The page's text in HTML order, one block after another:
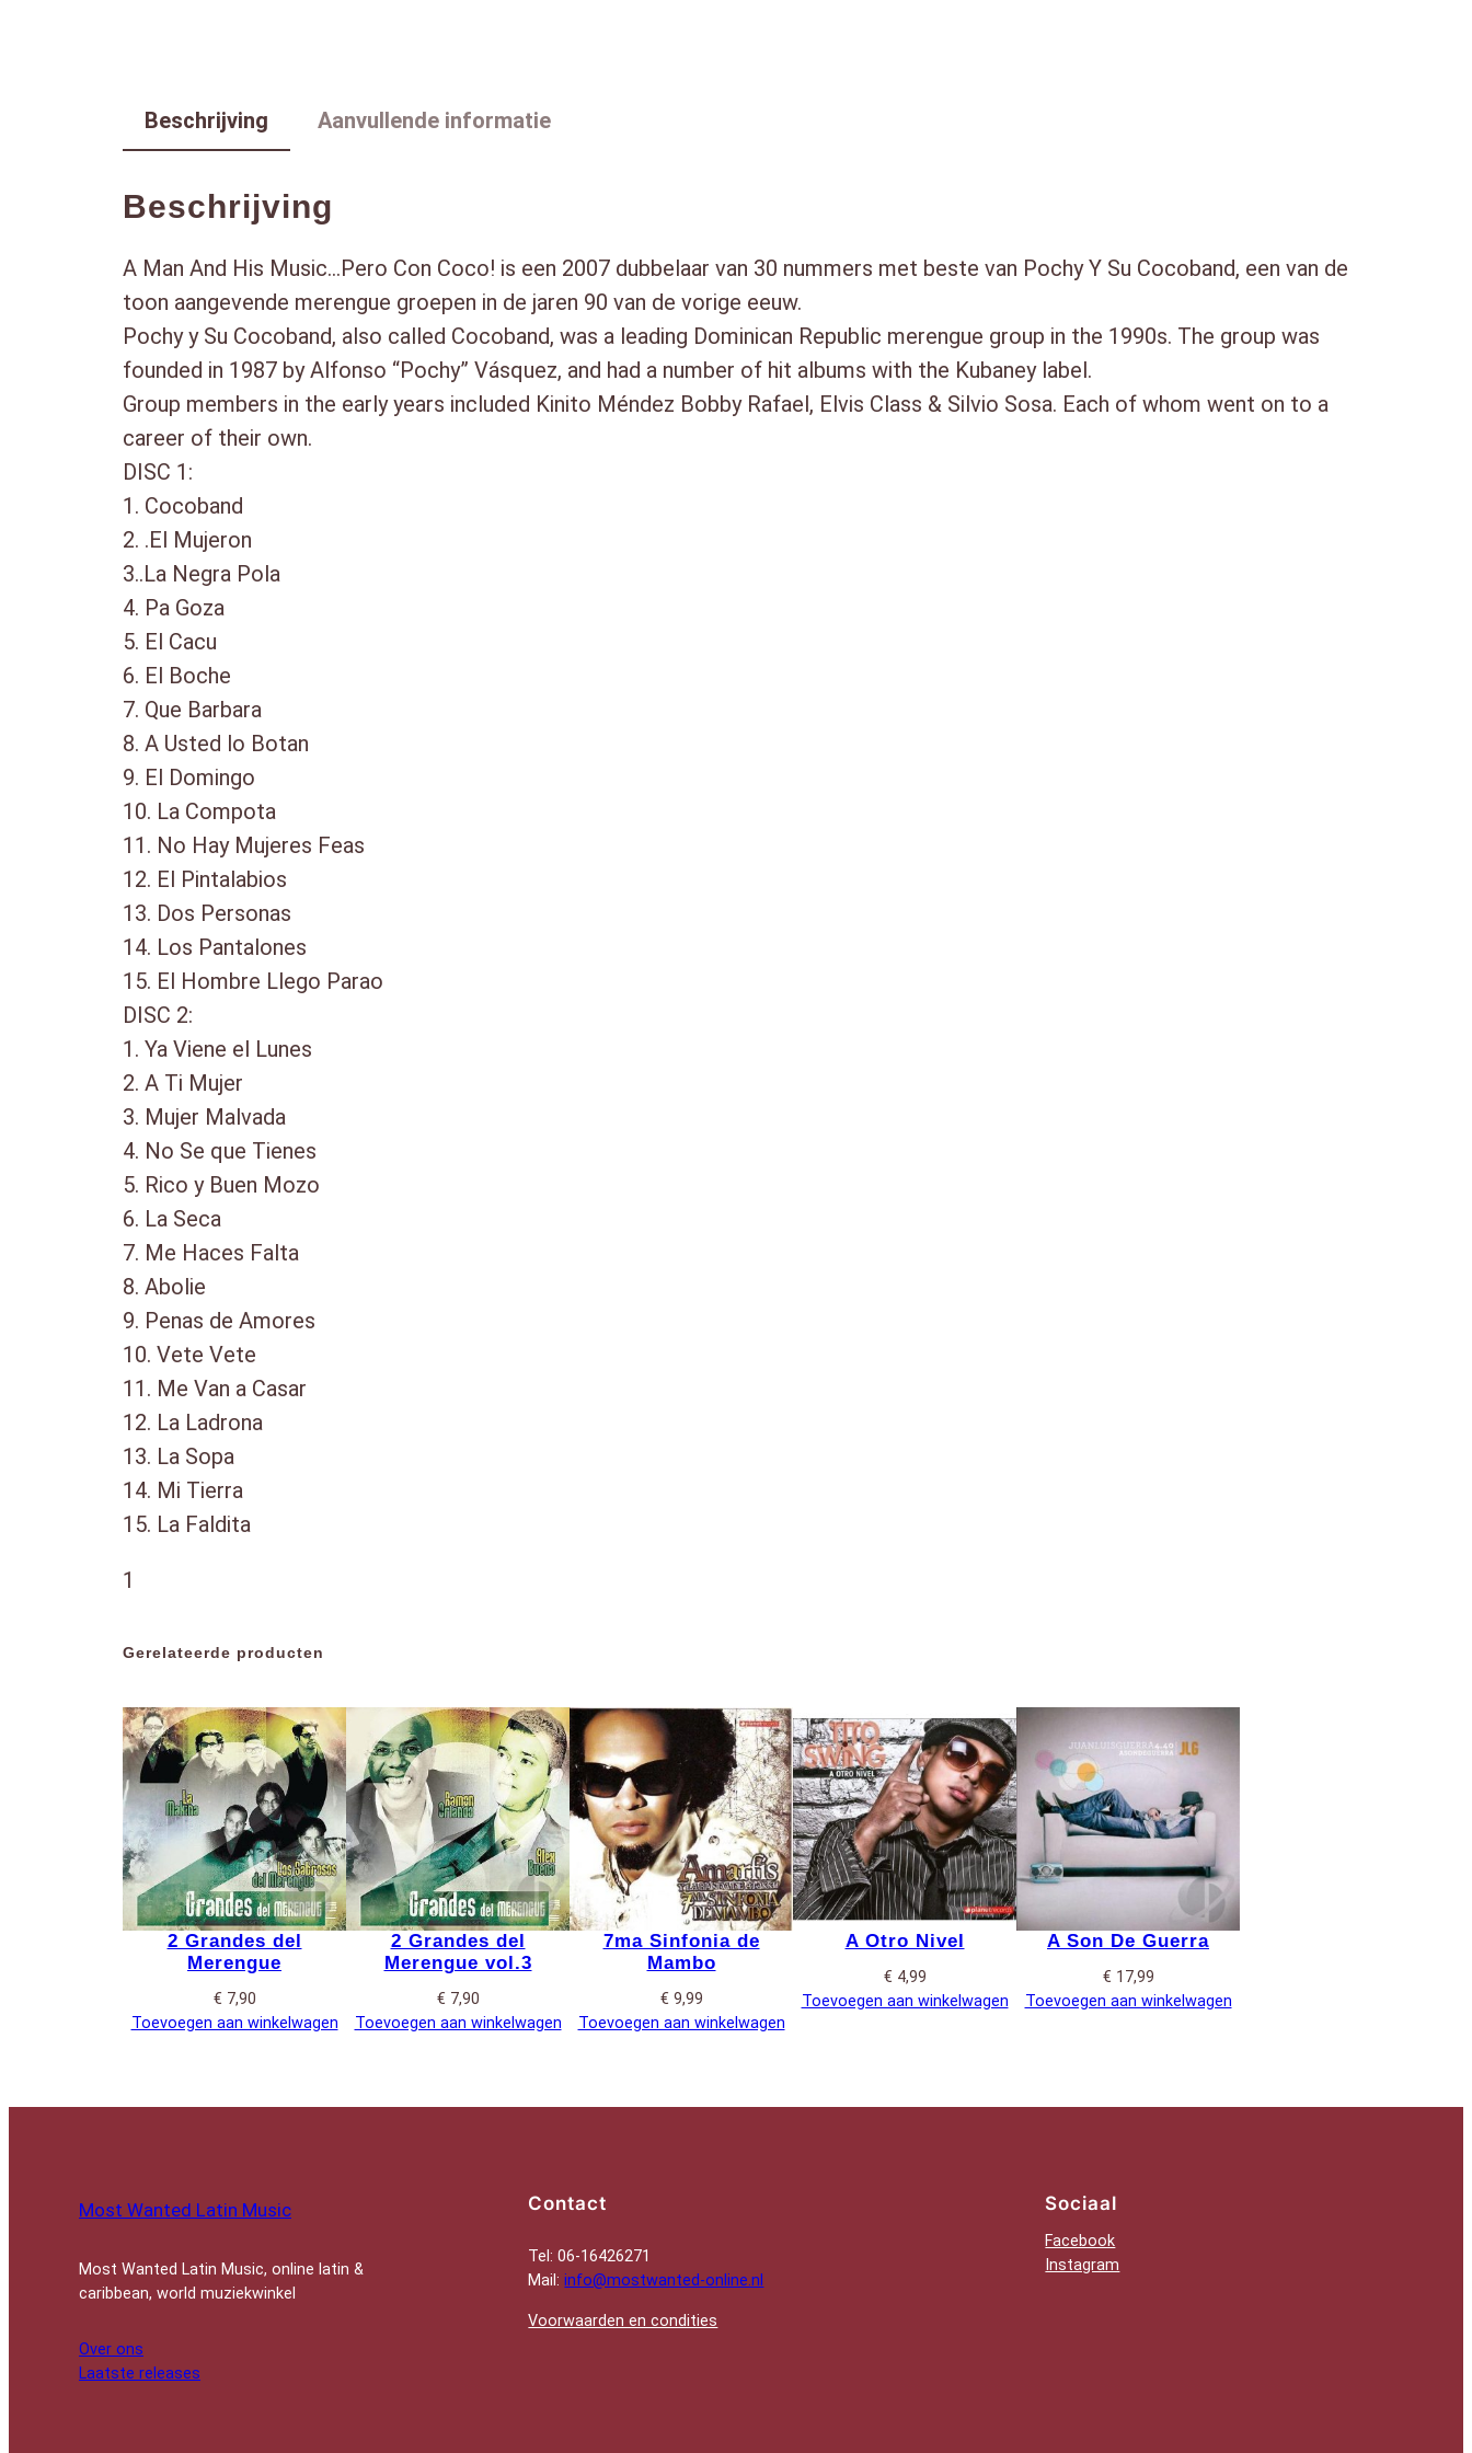
13. Dos Personas
14. Los Pantalones
15. El Hombre Llego Parao
DISC 2:
1. Ya Viene el Lunes
2. A Ti Mujer
c
a
a
n
t
Beschrijving Aanvullende informatie
Beschrijving
A Man And His Music…Pero Con Coco! is een 2007 dubbelaar van 30 nummers met beste van Pochy Y Su Cocoband, een van de
toon aangevende merengue groepen in de jaren 90 van de vorige eeuw.
Pochy y Su Cocoband, also called Cocoband, was a leading Dominican Republic merengue group in the 1990s. The group was
founded in 1987 by Alfonso “Pochy” Vásquez, and had a number of hit albums with the Kubaney label.
Group members in the early years included Kinito Méndez Bobby Rafael, Elvis Class & Silvio Sosa. Each of whom went on to a
career of their own.
DISC 1:
1. Cocoband
2. .El Mujeron
3..La Negra Pola
4. Pa Goza
5. El Cacu
6. El Boche
7. Que Barbara
8. A Usted lo Botan
9. El Domingo
10. La Compota
11. No Hay Mujeres Feas
12. El Pintalabios
13. Dos Personas
14. Los Pantalones
15. El Hombre Llego Parao
DISC 2:
1. Ya Viene el Lunes
2. A Ti Mujer
3. Mujer Malvada
4. No Se que Tienes
5. Rico y Buen Mozo
6. La Seca
7. Me Haces Falta
8. Abolie
9. Penas de Amores
10. Vete Vete
11. Me Van a Casar
12. La Ladrona
13. La Sopa
14. Mi Tierra
15. La Faldita
1
Gerelateerde producten
2 Grandes del
Merengue
€ 7,90
Toevoegen aan winkelwagen
2 Grandes del
Merengue vol.3
€ 7,90
Toevoegen aan winkelwagen
7ma Sinfonia de
Mambo
€ 9,99
Toevoegen aan winkelwagen
A Otro Nivel
€ 4,99
Toevoegen aan winkelwagen
A Son De Guerra
€ 17,99
Toevoegen aan winkelwagen
Most Wanted Latin Music
Most Wanted Latin Music, online latin &
caribbean, world muziekwinkel
Over ons
Laatste releases
Contact
Tel: 06-16426271
Mail:info@mostwanted-online.nl
Voorwaarden en condities
Sociaal
Facebook
Instagram